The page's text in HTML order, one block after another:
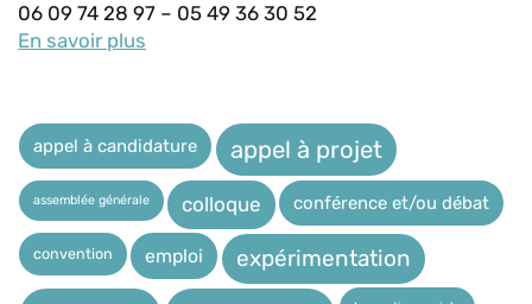
06 09 74 28 97 – 05 49 36 30 52
En savoir plus
appel à candidature appel à projet
assemblée générale colloque conférence et/ou débat
convention emploi expérimentation